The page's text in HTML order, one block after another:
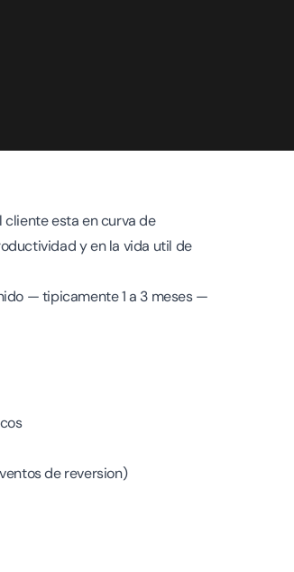
cliente esta en curva de
y en la vida util de
— tipicamente 1 a 3 meses —
de reversion)